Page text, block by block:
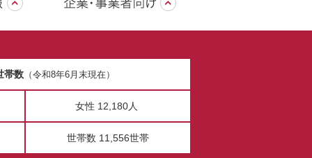
帯数（令和8年6月末現在）
女性 12,180人
世帯数 11,556世帯